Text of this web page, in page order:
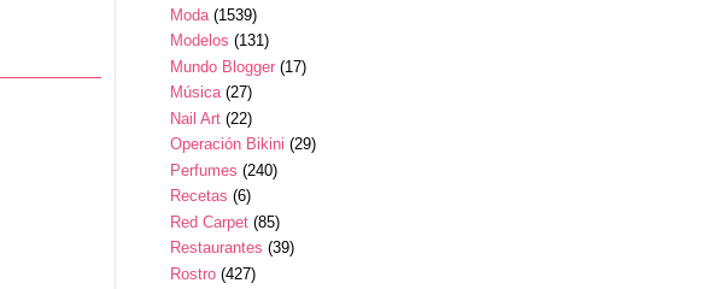
Moda (1539)
Modelos (131)
Mundo Blogger (17)
Música (27)
Nail Art (22)
Operación Bikini (29)
Perfumes (240)
Recetas (6)
Red Carpet (85)
Restaurantes (39)
Rostro (427)